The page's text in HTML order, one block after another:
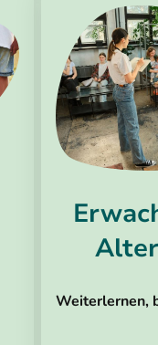
Weiterlernen,